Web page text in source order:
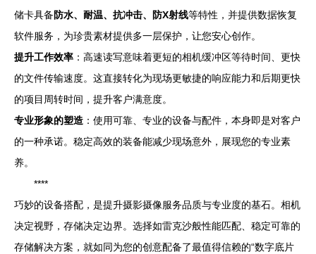
储卡具备防水、耐温、抗冲击、防X射线等特性，并提供数据恢复
软件服务，为珍贵素材提供多一层保护，让您安心创作。
提升工作效率 ：高速读写意味着更短的相机缓冲区等待时间、更快
的文件传输速度。这直接转化为现场更敏捷的响应能力和后期更快
的项目周转时间，提升客户满意度。
专业形象的塑造 ：使用可靠、专业的设备与配件，本身即是对客户
的一种承诺。稳定高效的装备能减少现场意外，展现您的专业素
养。
****
巧妙的设备搭配，是提升摄影摄像服务品质与专业度的基石。相机
决定视野，存储决定边界。选择如雷克沙般性能匹配、稳定可靠的
存储解决方案，就如同为您的创意配备了最值得信赖的“数字底片